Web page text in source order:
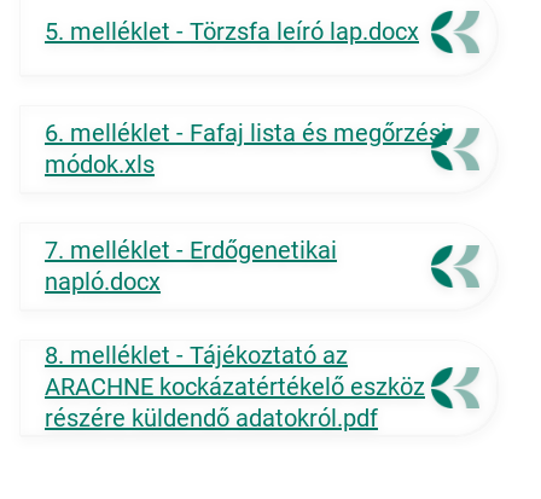
5. melléklet - Törzsfa leíró lap.docx
6. melléklet - Fafaj lista és megőrzési
módok.xls
7. melléklet - Erdőgenetikai
napló.docx
8. melléklet - Tájékoztató az
ARACHNE kockázatértékelő eszköz
részére küldendő adatokról.pdf